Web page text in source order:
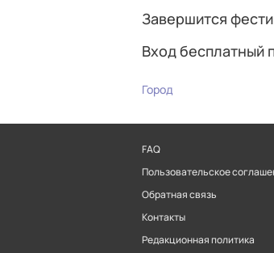
Завершится
Вход бесплатный
Город
FAQ
Пользовательское
Обратная связь
Контакты
Редакционная политика